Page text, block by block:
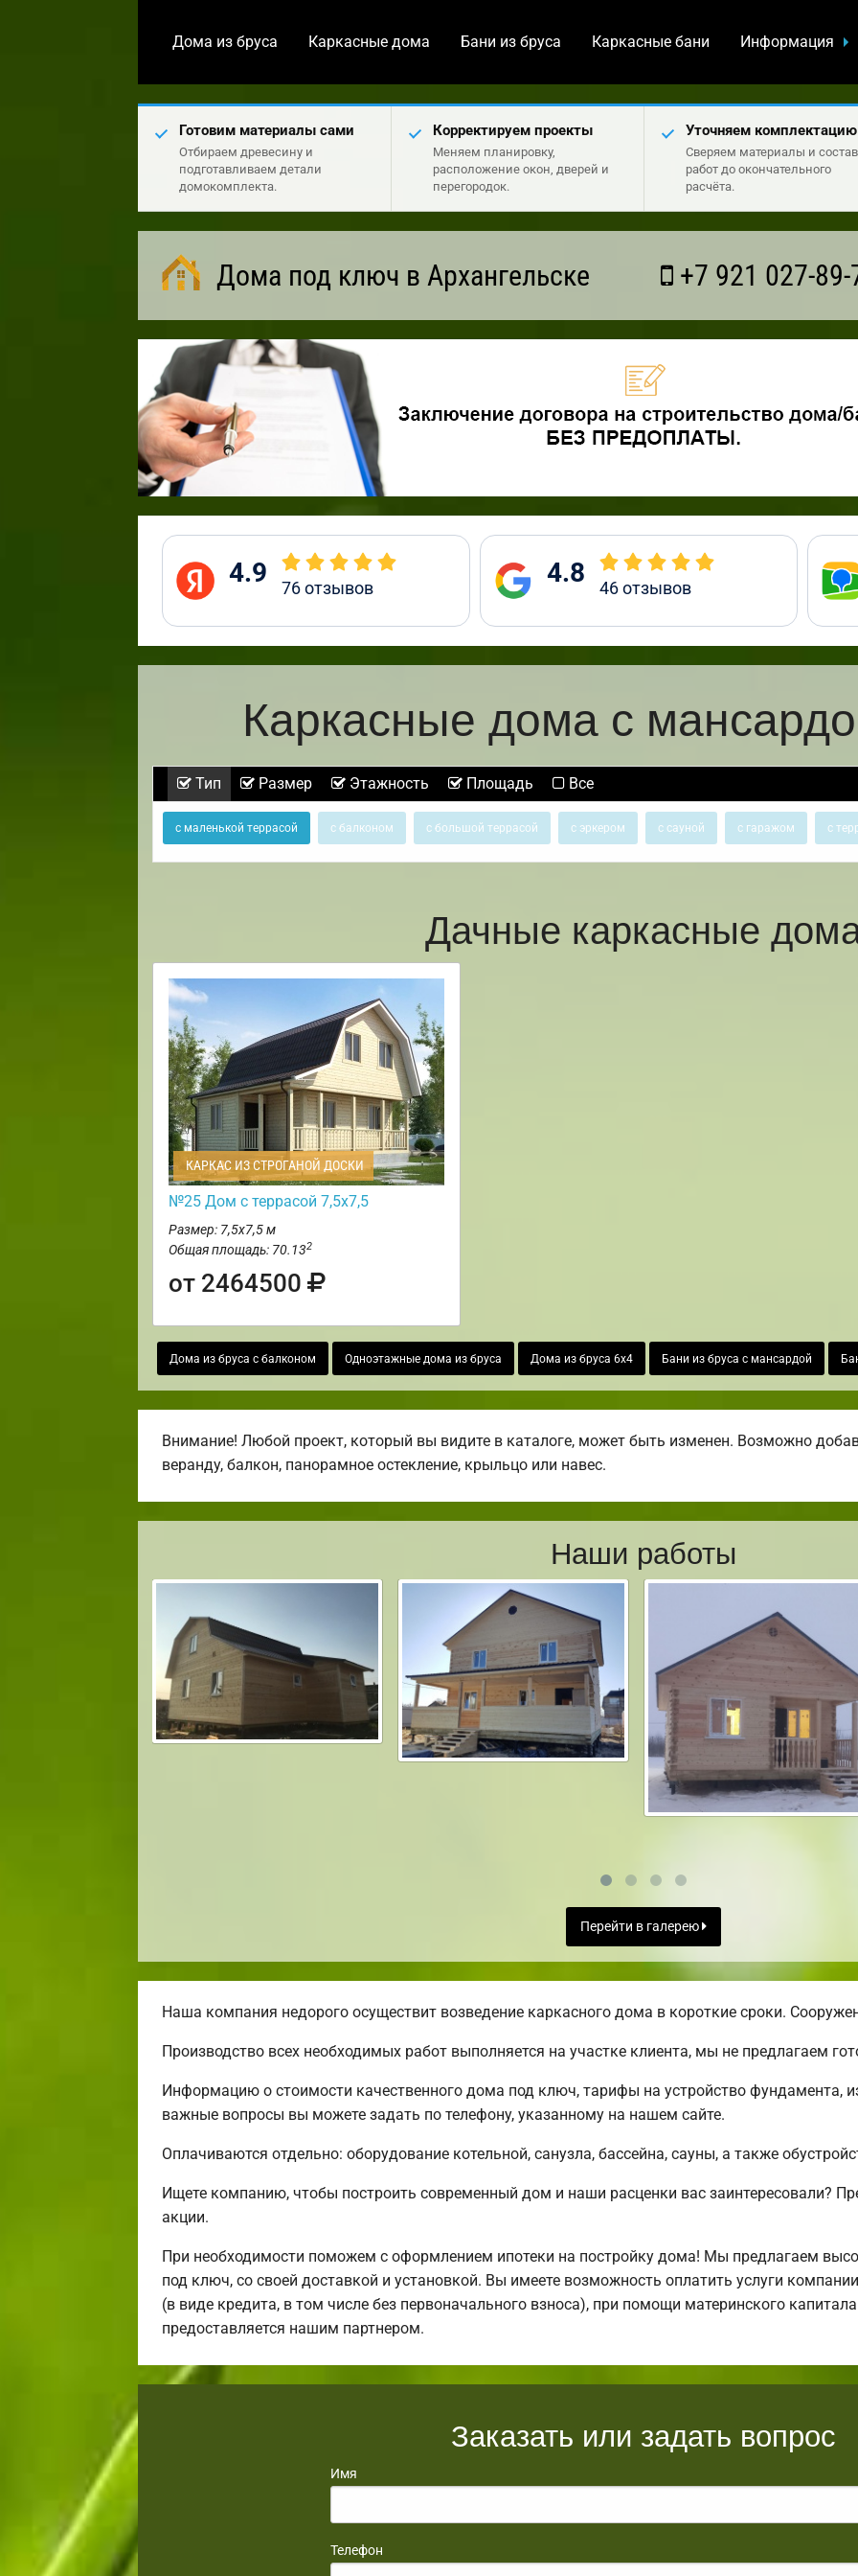
Дома из бруса Каркасные дома Бани из бруса Каркасные бани Информация
Готовим материалы сами
Отбираем древесину и
подготавливаем детали
домокомплекта.
Корректируем проекты
Меняем планировку,
расположение окон, дверей и
перегородок.
Уточняем комплектацию
Сверяем материалы и состав
работ до окончательного
расчёта.
Дома под ключ в Архангельске +7 921 027-89-
4.9 76отзывов 4.8 46отзывов
Каркасные дома с
Тип Размер Этажность Площадь Все
с маленькой террасой с балконом с большой террасой с эркером с сауной с гаражом с
Дачные каркасные
КАРКАС ИЗ СТРОГАНОЙ ДОСКИ
№25 Дом с террасой 7,5х7,5
Размер: 7,5х7,5 м
Общая площадь: 70.132
от 2464500
Дома из бруса с балконом Одноэтажные дома из бруса Дома из бруса 6х4 Бани из бруса с мансардой
Внимание! Любой проект, который вы видите в каталоге, может быть изменен. Возможно
веранду, балкон, панорамное остекление, крыльцо или навес.
Наши работы
Перейти в галерею
Наша компания недорого осуществит возведение каркасного дома в короткие сроки.
Производство всех необходимых работ выполняется на участке клиента, мы не предлагаем
Информацию о стоимости качественного дома под ключ, тарифы на устройство фундамента,
важные вопросы вы можете задать по телефону, указанному на нашем сайте.
Оплачиваются отдельно: оборудование котельной, санузла, бассейна, сауны, а также
Ищете компанию, чтобы построить современный дом и наши расценки вас заинтересовали?
акции.
При необходимости поможем с оформлением ипотеки на постройку дома! Мы предлагаем
под ключ, со своей доставкой и установкой. Вы имеете возможность оплатить услуги
(в виде кредита, в том числе без первоначального взноса), при помощи материнского
предоставляется нашим партнером.
Заказать или задать вопрос
Имя
Телефон